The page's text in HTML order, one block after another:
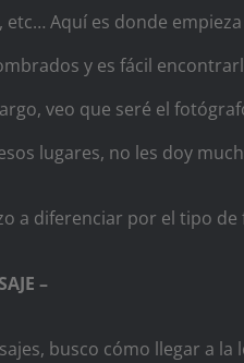
Aquí es donde
y es fácil
veo que seré el
lugares, no les doy
a diferenciar por el tipo
–
busco cómo llegar a